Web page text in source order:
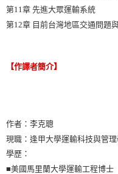
第11章 先進大眾運輸系統
第12章 目前台灣地區交通問題
【作譯者簡介】
作者：李克聰
現職：逢甲大學運輸科技與管
學歷：
■美國馬里蘭大學運輸工程博士